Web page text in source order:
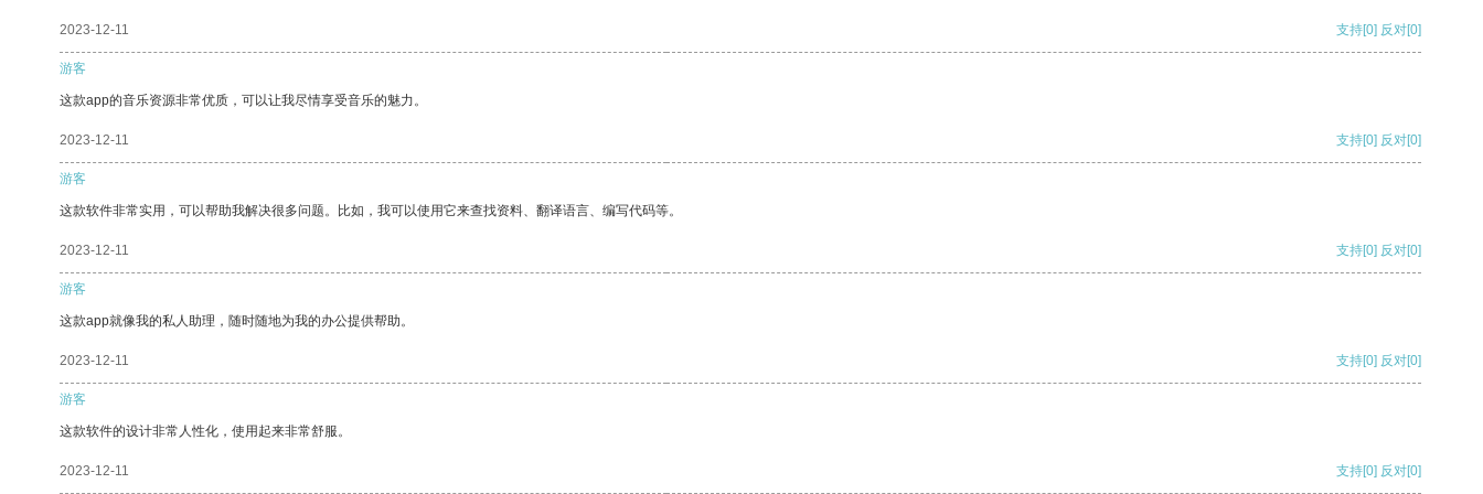
2023-12-11 支持[0] 反对[0]
游客
这款app的音乐资源非常优质，可以让我尽情享受音乐的魅力。
2023-12-11 支持[0] 反对[0]
游客
这款软件非常实用，可以帮助我解决很多问题。比如，我可以使用它来查找资料、翻译语言、编写代码等。
2023-12-11 支持[0] 反对[0]
游客
这款app就像我的私人助理，随时随地为我的办公提供帮助。
2023-12-11 支持[0] 反对[0]
游客
这款软件的设计非常人性化，使用起来非常舒服。
2023-12-11 支持[0] 反对[0]